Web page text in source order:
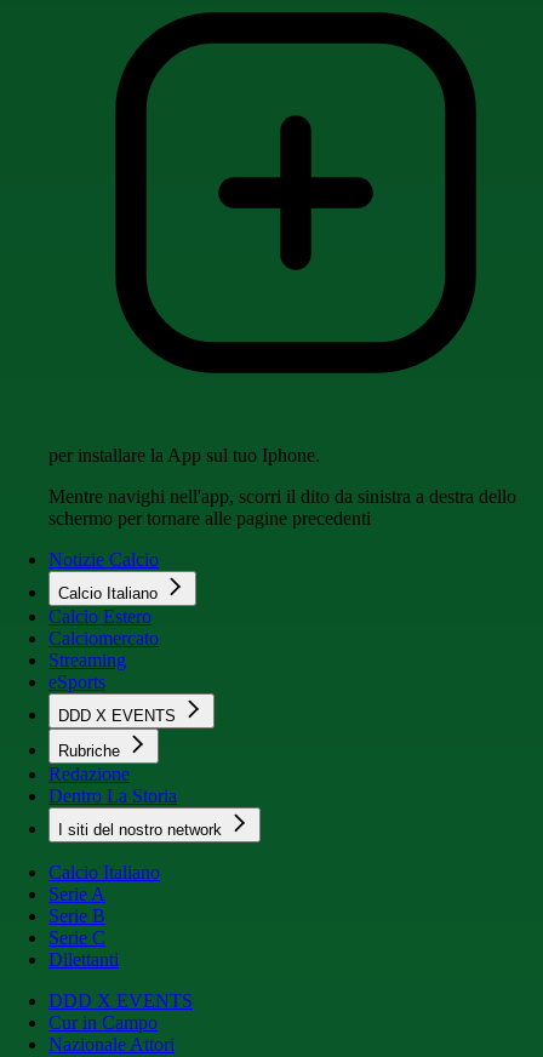
per installare la App sul tuo Iphone.
Mentre navighi nell'app, scorri il dito da sinistra a destra dello
schermo per tornare alle pagine precedenti
Notizie Calcio
Calcio Italiano
Calcio Estero
Calciomercato
Streaming
eSports
DDD X EVENTS
Rubriche
Redazione
Dentro La Storia
I siti del nostro network
Calcio Italiano
Serie A
Serie B
Serie C
Dilettanti
DDD X EVENTS
Cur in Campo
Nazionale Attori